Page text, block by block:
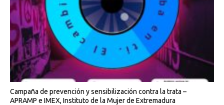
Campaña de prevención y sensibilización contra la trata –
APRAMP e IMEX, Instituto de la Mujer de Extremadura